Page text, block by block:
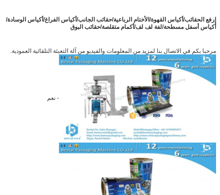
إرفع الحقائب/أكياس القهوة/ الأختام الرباعية/حقائب الجانب/أكياس الفراغ/أكياس الوسادة/
أكياس أسفل مسطحة/لفة لف لف/أكمام متقلصة/حقائب البوق
مرحبا بكم في الاتصال بنا لمزيد من المعلومات والفيديو من آلة التعبئة التلقائية العمودية.
- نعم